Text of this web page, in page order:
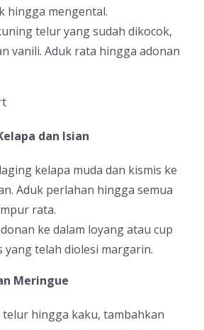
hingga mengental.
telur yang sudah dikocok,
vanili. Aduk rata hingga adonan
dan Isian
kelapa muda dan kismis ke
Aduk perlahan hingga semua
rata.
ke dalam loyang atau cup
yang telah diolesi margarin.
Meringue
hingga kaku, tambahkan